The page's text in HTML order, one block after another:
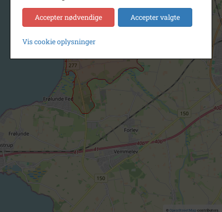
© OpenStreetMapcontributors.
Accepter nødvendige Accepter valgte
Vis cookie oplysninger